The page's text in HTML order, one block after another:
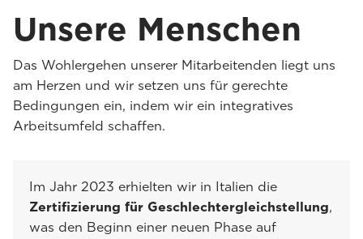
Unsere Menschen
Das Wohlergehen unserer Mitarbeitenden liegt uns
am Herzen und wir setzen uns für gerechte
Bedingungen ein, indem wir ein integratives
Arbeitsumfeld schaffen.
Im Jahr 2023 erhielten wir in Italien die
Zertifizierung für Geschlechtergleichstellung,
was den Beginn einer neuen Phase auf